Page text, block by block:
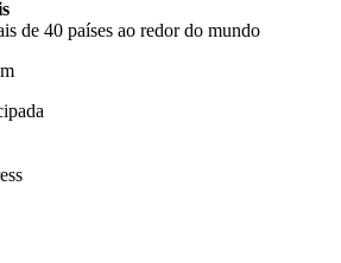
de 40 países ao redor do mundo